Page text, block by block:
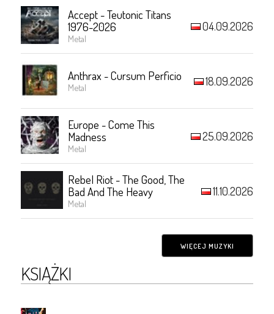
Accept - Teutonic Titans
1976-2026
Metal
04.09.2026
Anthrax - Cursum Perficio
Metal 18.09.2026
Europe - Come This
Madness
Metal
25.09.2026
Rebel Riot - The Good, The
Bad And The Heavy
Metal
11.10.2026
WIĘCEJ MUZYKI
KSIĄŻKI